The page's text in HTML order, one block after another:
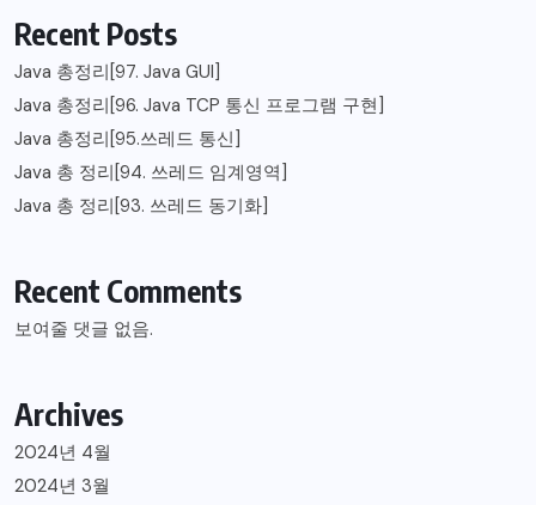
Recent Posts
Java 총정리[97. Java GUI]
Java 총정리[96. Java TCP 통신 프로그램 구현]
Java 총정리[95.쓰레드 통신]
Java 총 정리[94. 쓰레드 임계영역]
Java 총 정리[93. 쓰레드 동기화]
Recent Comments
보여줄 댓글 없음.
Archives
2024년 4월
2024년 3월